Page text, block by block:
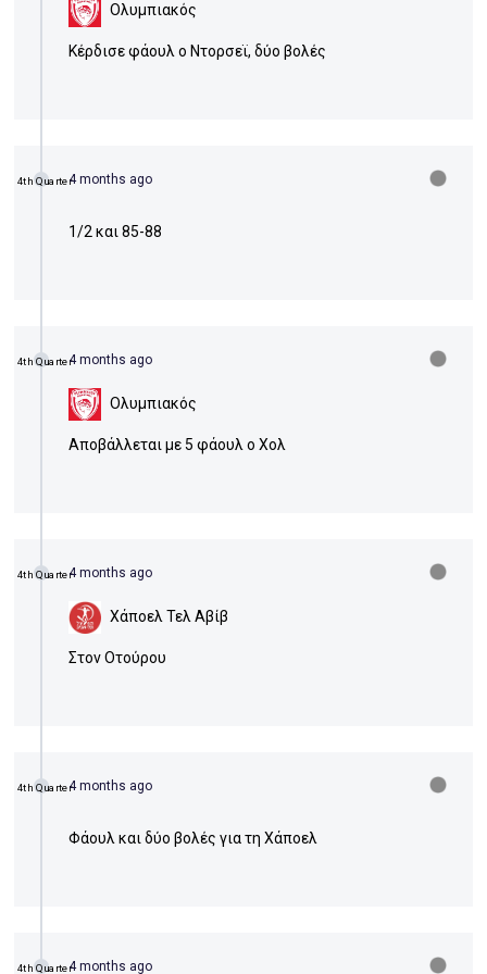
Ολυμπιακός
Κέρδισε φάουλ ο Ντορσεϊ, δύο βολές
4th Quarter4 months ago
1/2 και 85-88
4th Quarter4 months ago
Ολυμπιακός
Αποβάλλεται με 5 φάουλ ο Χολ
4th Quarter4 months ago
Χάποελ Τελ Αβίβ
Στον Οτούρου
4th Quarter4 months ago
Φάουλ και δύο βολές για τη Χάποελ
4th Quarter4 months ago